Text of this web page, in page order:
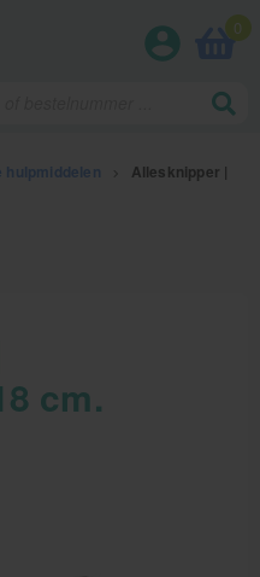
0
hulpmiddelen
Allesknipper |
cm.